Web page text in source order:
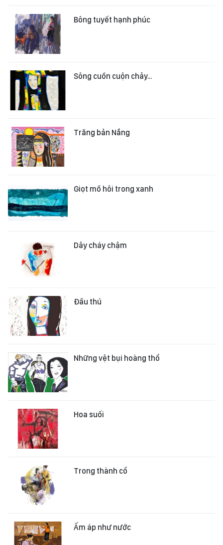
Bông tuyết hạnh phúc
Sông cuồn cuộn chảy…
Trăng bản Nắng
Giọt mồ hôi trong xanh
Dây cháy chậm
Đầu thú
Những vệt bụi hoàng thổ
Hoa suối
Trong thành cổ
Ấm áp như nước